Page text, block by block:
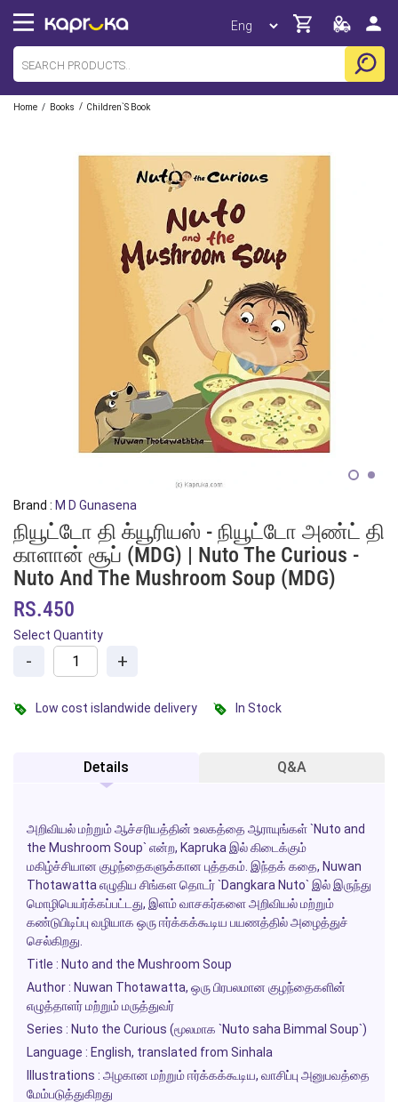
Home / Books / Children`s Book
Brand : M D Gunasena
நியூட்டோ தி க்யூரியஸ் - நியூட்டோ அண்ட் தி
காளான் சூப் (MDG) | Nuto The Curious -
Nuto And The Mushroom Soup (MDG)
RS.450
Select Quantity
- +
Low cost islandwide delivery In Stock
Details Q&A
அறிவியல் மற்றும் ஆச்சரியத்தின் உலகத்தை ஆராயுங்கள் `Nuto and
the Mushroom Soup` என்ற, Kapruka இல் கிடைக்கும்
மகிழ்ச்சியான குழந்தைகளுக்கான புத்தகம். இந்தக் கதை, Nuwan
Thotawatta எழுதிய சிங்கள தொடர் `Dangkara Nuto` இல் இருந்து
மொழிபெயர்க்கப்பட்டது, இளம் வாசகர்களை அறிவியல் மற்றும்
கண்டுபிடிப்பு வழியாக ஒரு ஈர்க்கக்கூடிய பயணத்தில் அழைத்துச்
செல்கிறது.
Title : Nuto and the Mushroom Soup
Author : Nuwan Thotawatta, ஒரு பிரபலமான குழந்தைகளின்
எழுத்தாளர் மற்றும் மருத்துவர்
Series : Nuto the Curious (மூலமாக `Nuto saha Bimmal Soup`)
Language : English, translated from Sinhala
Illustrations : அழகான மற்றும் ஈர்க்கக்கூடிய, வாசிப்பு அனுபவத்தை
மேம்படுத்துகிறது